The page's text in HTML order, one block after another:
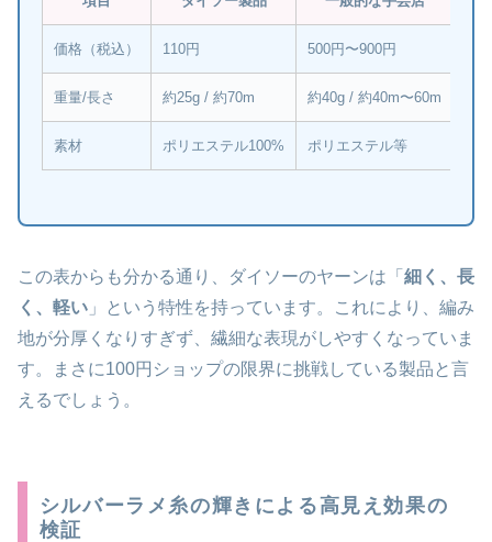
価格（税込） 110円 500円〜900円
重量/長さ 約25g / 約70m 約40g / 約40m〜60m
素材 ポリエステル100% ポリエステル等
この表からも分かる通り、ダイソーのヤーンは「 細く、長
く、軽い 」という特性を持っています。これにより、編み
地が分厚くなりすぎず、繊細な表現がしやすくなっていま
す。まさに100円ショップの限界に挑戦している製品と言
えるでしょう。
シルバーラメ糸の輝きによる高見え効果の
検証